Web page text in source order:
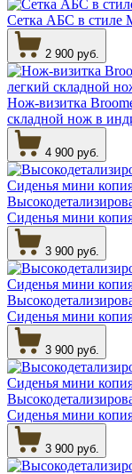
Сетка АБС в стиле
2 900 руб.
Нож-визитка
складной нож в
4 900 руб.
Сиденья мини
3 900 руб.
Сиденья мини
3 900 руб.
Сиденья мини
3 900 руб.